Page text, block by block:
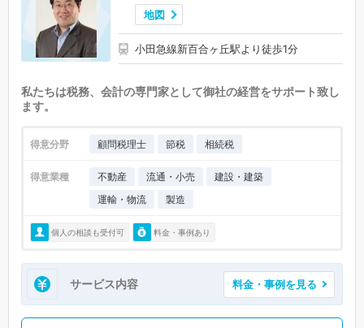
地図
小田急線新百合ヶ丘駅より徒歩1分
私たちは税務、会計の専門家として御社の経営をサポート致し
ます。
得意分野 顧問税理士 節税 相続税
得意業種 不動産 流通・小売
建設・建築
運輸・物流
製造
個人の相談も受付可 料金・事例あり
サービス内容 料金・事例を見る